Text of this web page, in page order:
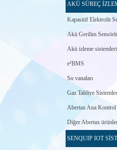
AKÜ SÜREÇ
Kapasitif Elektrolit
Akü Gerilim
Akü izleme sistemleri
e²BMS
Su vanaları
Gaz Tahliye
Abertax Ana Kontrol
Diğer Abertax
SENQUIP IOT